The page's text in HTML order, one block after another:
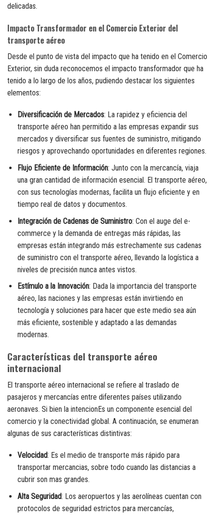
delicadas.
Impacto Transformador en el Comercio Exterior del
transporte aéreo
Desde el punto de vista del impacto que ha tenido en el Comercio
Exterior, sin duda reconocemos el impacto transformador que ha
tenido a lo largo de los años, pudiendo destacar los siguientes
elementos:
Diversificación de Mercados: La rapidez y eficiencia del
transporte aéreo han permitido a las empresas expandir sus
mercados y diversificar sus fuentes de suministro, mitigando
riesgos y aprovechando oportunidades en diferentes regiones.
Flujo Eficiente de Información: Junto con la mercancía, viaja
una gran cantidad de información esencial. El transporte aéreo,
con sus tecnologías modernas, facilita un flujo eficiente y en
tiempo real de datos y documentos.
Integración de Cadenas de Suministro: Con el auge del e-
commerce y la demanda de entregas más rápidas, las
empresas están integrando más estrechamente sus cadenas
de suministro con el transporte aéreo, llevando la logística a
niveles de precisión nunca antes vistos.
Estímulo a la Innovación: Dada la importancia del transporte
aéreo, las naciones y las empresas están invirtiendo en
tecnología y soluciones para hacer que este medio sea aún
más eficiente, sostenible y adaptado a las demandas
modernas.
Características del transporte aéreo
internacional
El transporte aéreo internacional se refiere al traslado de
pasajeros y mercancías entre diferentes países utilizando
aeronaves. Si bien la intencionEs un componente esencial del
comercio y la conectividad global. A continuación, se enumeran
algunas de sus características distintivas:
Velocidad: Es el medio de transporte más rápido para
transportar mercancias, sobre todo cuando las distancias a
cubrir son mas grandes.
Alta Seguridad: Los aeropuertos y las aerolíneas cuentan con
protocolos de seguridad estrictos para mercancías,